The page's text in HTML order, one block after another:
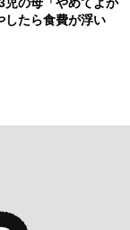
児の母「やめてよか
したら食費が浮い